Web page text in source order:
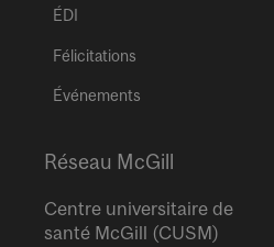
ÉDI
Félicitations
Événements
Réseau McGill
Centre universitaire de
santé McGill (CUSM)